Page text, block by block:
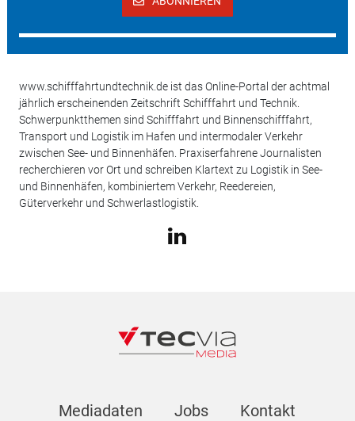
www.schifffahrtundtechnik.de ist das Online-Portal der achtmal
jährlich erscheinenden Zeitschrift Schifffahrt und Technik.
Schwerpunktthemen sind Schifffahrt und Binnenschifffahrt,
Transport und Logistik im Hafen und intermodaler Verkehr
zwischen See- und Binnenhäfen. Praxiserfahrene Journalisten
recherchieren vor Ort und schreiben Klartext zu Logistik in See-
und Binnenhäfen, kombiniertem Verkehr, Reedereien,
Güterverkehr und Schwerlastlogistik.
Mediadaten Jobs Kontakt